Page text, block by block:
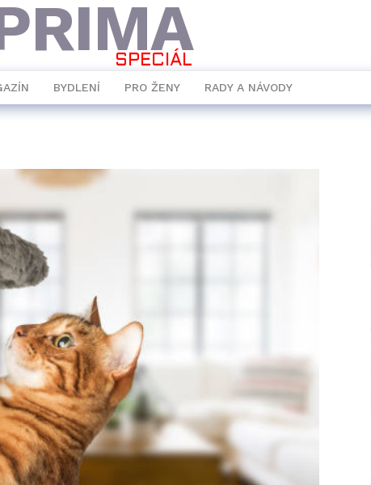
SPECIÁL
BYDLENÍ PRO ŽENY RADY A NÁVODY